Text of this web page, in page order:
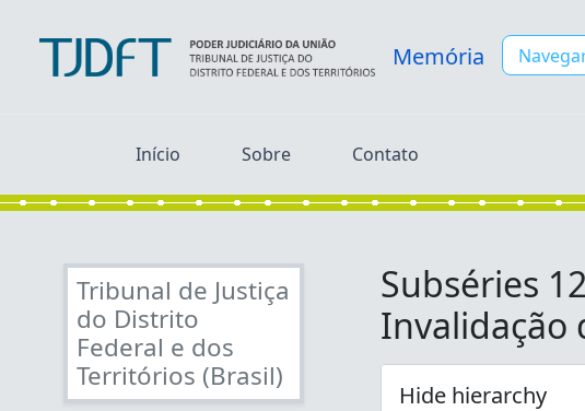
Memória
Início Sobre Contato
Tribunal de Justiça
do Distrito
Federal e dos
Territórios (Brasil)
Subséries
Invalidação
Hide hierarchy